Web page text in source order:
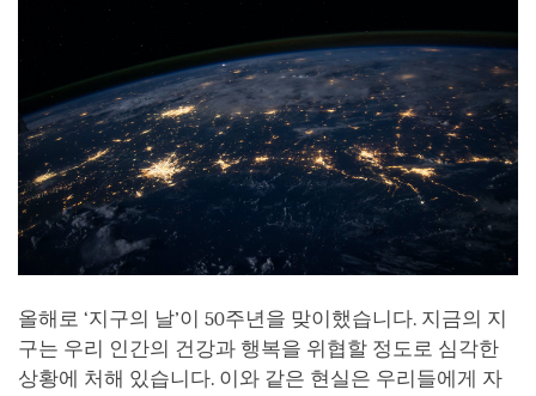
올해로 ‘지구의 날’이 50주년을 맞이했습니다. 지금의 지
구는 우리 인간의 건강과 행복을 위협할 정도로 심각한
상황에 처해 있습니다. 이와 같은 현실은 우리들에게 자